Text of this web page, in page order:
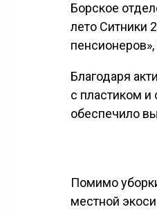
Борское
лето Ситники
Благодаря
с пластиком и
обеспечило
Помимо
местной